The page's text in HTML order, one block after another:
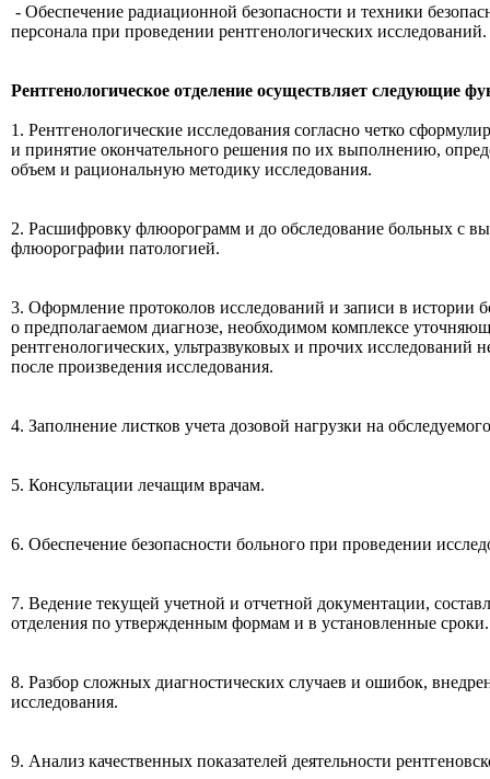
- Обеспечение радиационной безопасности и техники
персонала при проведении рентгенологических исследований.
Рентгенологическое отделение осуществляет следующие
1. Рентгенологические исследования согласно четко
и принятие окончательного решения по их выполнению,
объем и рациональную методику исследования.
2. Расшифровку флюорограмм и до обследование больных с
флюорографии патологией.
3. Оформление протоколов исследований и записи в истории
о предполагаемом диагнозе, необходимом комплексе
рентгенологических, ультразвуковых и прочих исследований
после произведения исследования.
4. Заполнение листков учета дозовой нагрузки на
5. Консультации лечащим врачам.
6. Обеспечение безопасности больного при проведении
7. Ведение текущей учетной и отчетной документации,
отделения по утвержденным формам и в установленные сроки.
8. Разбор сложных диагностических случаев и ошибок,
исследования.
9. Анализ качественных показателей деятельности